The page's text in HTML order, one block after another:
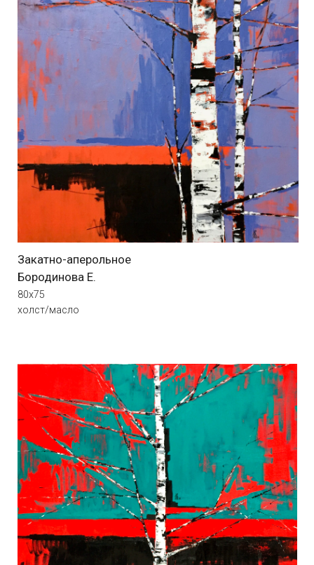
Новогоднее
Бородинова Е.
70х80
холст/масло
Пространство Ады 4
Меркулова И.
85x75
холст/масло